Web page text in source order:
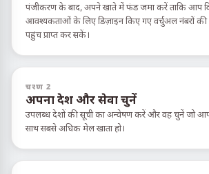
पंजीकरण के बाद, अपने खाते में फंड जमा करें ताकि आप
आवश्यकताओं के लिए डिज़ाइन किए गए वर्चुअल नंबरों की
पहुंच प्राप्त कर सकें।
चरण 2
अपना देश और सेवा चुनें
उपलब्ध देशों की सूची का अन्वेषण करें और वह चुनें जो
साथ सबसे अधिक मेल खाता हो।